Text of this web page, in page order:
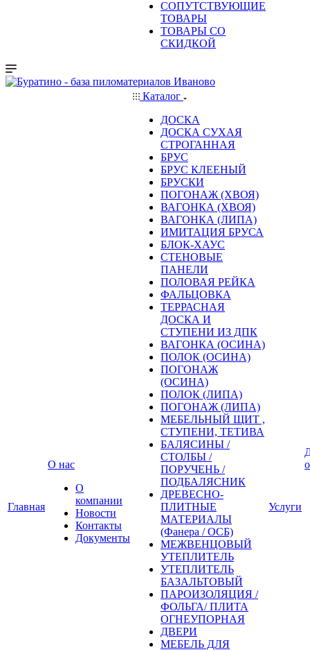
СОПУТСТВУЮЩИЕ
ТОВАРЫ
ТОВАРЫ СО
СКИДКОЙ
Главная
О нас
О
компании
Новости
Контакты
Документы
Каталог
ДОСКА
ДОСКА СУХАЯ
СТРОГАННАЯ
БРУС
БРУС КЛЕЕНЫЙ
БРУСКИ
ПОГОНАЖ (ХВОЯ)
ВАГОНКА (ХВОЯ)
ВАГОНКА (ЛИПА)
ИМИТАЦИЯ БРУСА
БЛОК-ХАУС
СТЕНОВЫЕ
ПАНЕЛИ
ПОЛОВАЯ РЕЙКА
ФАЛЬЦОВКА
ТЕРРАСНАЯ
ДОСКА И
СТУПЕНИ ИЗ ДПК
ВАГОНКА (ОСИНА)
ПОЛОК (ОСИНА)
ПОГОНАЖ
(ОСИНА)
ПОЛОК (ЛИПА)
ПОГОНАЖ (ЛИПА)
МЕБЕЛЬНЫЙ ЩИТ ,
СТУПЕНИ, ТЕТИВА
БАЛЯСИНЫ /
СТОЛБЫ /
ПОРУЧЕНЬ /
ПОДБАЛЯСНИК
ДРЕВЕСНО-
ПЛИТНЫЕ
МАТЕРИАЛЫ
(Фанера / ОСБ)
МЕЖВЕНЦОВЫЙ
УТЕПЛИТЕЛЬ
УТЕПЛИТЕЛЬ
БАЗАЛЬТОВЫЙ
ПАРОИЗОЛЯЦИЯ /
ФОЛЬГА/ ПЛИТА
ОГНЕУПОРНАЯ
ДВЕРИ
МЕБЕЛЬ ДЛЯ
Услуги